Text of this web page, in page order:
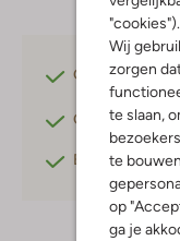
"cookies").
Wij
zorgen
te slaan,
te
op
ga je
Gratis
Gratis
Betaal achteraf